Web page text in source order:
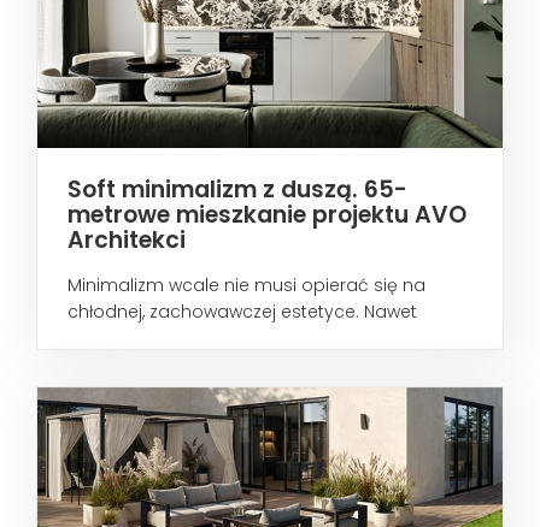
Soft minimalizm z duszą. 65-
metrowe mieszkanie projektu AVO
Architekci
Minimalizm wcale nie musi opierać się na
chłodnej, zachowawczej estetyce. Nawet